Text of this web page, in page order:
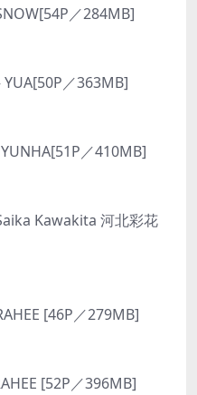
／284MB]
YUA[50P／363MB]
YUNHA[51P／410MB]
Kawakita 河北彩花
[46P／279MB]
[52P／396MB]